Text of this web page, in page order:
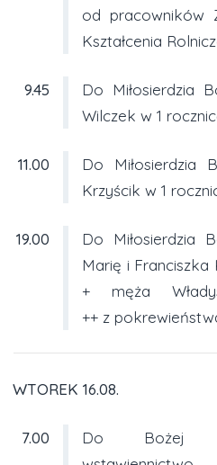
od pracowników
Kształcenia
9.45
Do Miłosierdzia
Wilczek w 1
11.00
Do Miłosierdzia
Krzyścik w 1
19.00
Do Miłosierdzia
Marię i
+ męża
++ z
WTOREK 16.08.
7.00
Do Bożej